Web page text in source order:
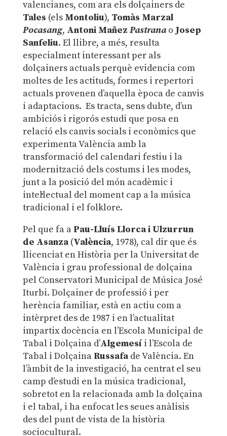
valencianes, com ara els dolçainers de
Tales (els Montoliu), Tomàs Marzal
Pocasang, Antoni Mañez Pastranao Josep
Sanfeliu. El llibre, a més, resulta
especialment interessant per als
dolçainers actuals perquè evidencia com
moltes de les actituds, formes i repertori
actuals provenen d’aquella època de canvis
i adaptacions. Es tracta, sens dubte, d’un
ambiciós i rigorós estudi que posa en
relació els canvis socials i econòmics que
experimenta València amb la
transformació del calendari festiu i la
modernització dels costums i les modes,
junt a la posició del món acadèmic i
intel·lectual del moment cap a la música
tradicional i el folklore.
Pel que fa a Pau-Lluís Llorca i Ulzurrun
de Asanza(València, 1978), cal dir que és
llicenciat en Història per la Universitat de
València i grau professional de dolçaina
pel Conservatori Municipal de Música José
Iturbi. Dolçainer de professió i per
herència familiar, està en actiu com a
intèrpret des de 1987 i en l’actualitat
impartix docència en l’Escola Municipal de
Tabal i Dolçaina d’Algemesíi l’Escola de
Tabal i Dolçaina Russafade València. En
l’àmbit de la investigació, ha centrat el seu
camp d’estudi en la música tradicional,
sobretot en la relacionada amb la dolçaina
i el tabal, i ha enfocat les seues anàlisis
des del punt de vista de la història
sociocultural.